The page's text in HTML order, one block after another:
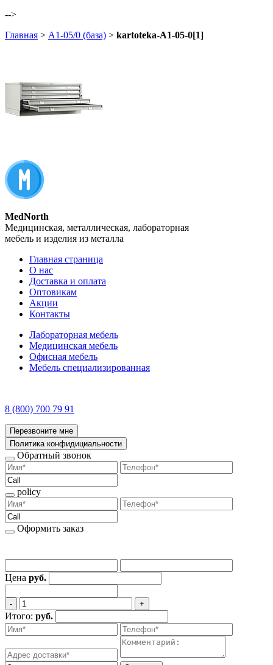
-->
Главная > А1-05/0 (база) > kartoteka-A1-05-0[1]
MedNorth
Медицинская, металлическая, лабораторная
мебель и изделия из металла
Главная страница
О нас
Доставка и оплата
Оптовикам
Акции
Контакты
Лабораторная мебель
Медицинская мебель
Офисная мебель
Мебель специализированная
8 (800) 700 79 91
Перезвоните мне
Политика конфидициальности
Обратный звонок
policy
Оформить заказ
Цена руб.
‐ +
Итого: руб.